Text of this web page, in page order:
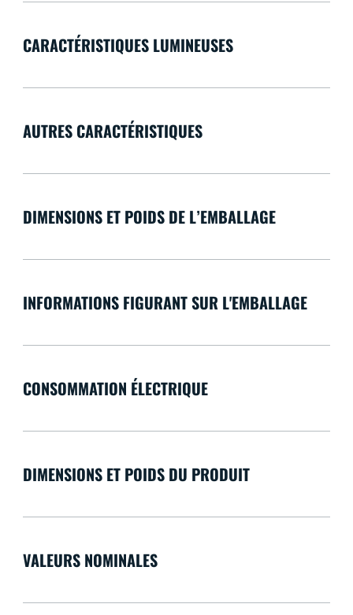
CARACTÉRISTIQUES LUMINEUSES
AUTRES CARACTÉRISTIQUES
DIMENSIONS ET POIDS DE L’EMBALLAGE
INFORMATIONS FIGURANT SUR L'EMBALLAGE
CONSOMMATION ÉLECTRIQUE
DIMENSIONS ET POIDS DU PRODUIT
VALEURS NOMINALES